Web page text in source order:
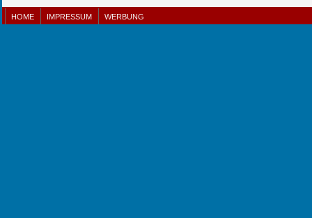
HOME IMPRESSUM WERBUNG